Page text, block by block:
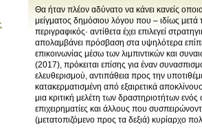
Θα ήταν πλέον αδύνατο να κάνει κανείς
μείγματος δημόσιου λόγου που – ιδίως μετά
περιγραφικός· αντίθετα έχει επιλεγεί
απολαμβάνει πρόσβαση στα υψηλότερα
επικοινωνίας μέσω των λιμπιντικών και
(2017), πρόκειται επίσης για έναν
ελευθερισμού, αντιπάθεια προς την
κατακερματισμένη από εξαιρετικά
μια κριτική μελέτη των δραστηριοτήτων
επιχειρηματίες και άλλους που
(μετατοπιζόμενο προς τα δεξιά) κυρίαρχο